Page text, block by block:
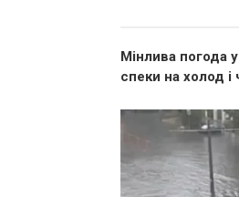
Мінлива погода
спеки на холод